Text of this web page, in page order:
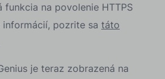
funkcia na povolenie HTTPS
informácií, pozrite sa táto
je teraz zobrazená na